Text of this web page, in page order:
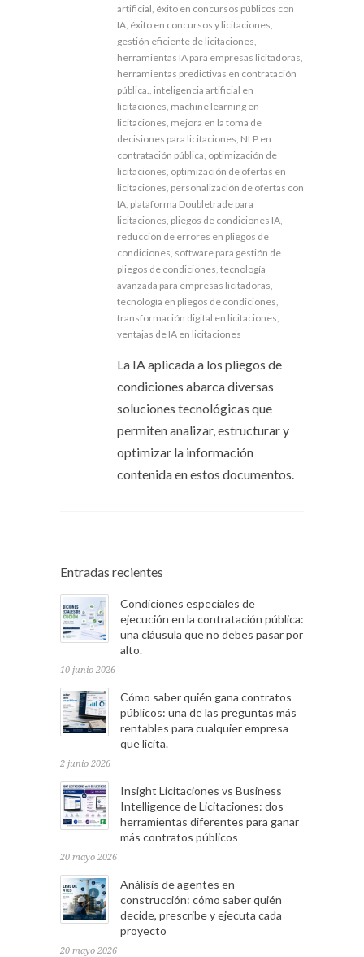
artificial, éxito en concursos públicos con
IA, éxito en concursos y licitaciones,
gestión eficiente de licitaciones,
herramientas IA para empresas licitadoras,
herramientas predictivas en contratación
pública., inteligencia artificial en
licitaciones, machine learning en
licitaciones, mejora en la toma de
decisiones para licitaciones, NLP en
contratación pública, optimización de
licitaciones, optimización de ofertas en
licitaciones, personalización de ofertas con
IA, plataforma Doubletrade para
licitaciones, pliegos de condiciones IA,
reducción de errores en pliegos de
condiciones, software para gestión de
pliegos de condiciones, tecnología
avanzada para empresas licitadoras,
tecnología en pliegos de condiciones,
transformación digital en licitaciones,
ventajas de IA en licitaciones
La IA aplicada a los pliegos de
condiciones abarca diversas
soluciones tecnológicas que
permiten analizar, estructurar y
optimizar la información
contenida en estos documentos.
Entradas recientes
Condiciones especiales de
ejecución en la contratación pública:
una cláusula que no debes pasar por
alto.
10 junio 2026
Cómo saber quién gana contratos
públicos: una de las preguntas más
rentables para cualquier empresa
que licita.
2 junio 2026
Insight Licitaciones vs Business
Intelligence de Licitaciones: dos
herramientas diferentes para ganar
más contratos públicos
20 mayo 2026
Análisis de agentes en
construcción: cómo saber quién
decide, prescribe y ejecuta cada
proyecto
20 mayo 2026